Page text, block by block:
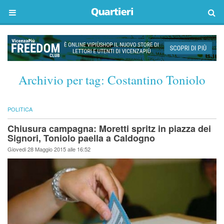
Archivio per tag: Costantino Toniolo
POLITICA
Chiusura campagna: Moretti spritz in piazza dei
Signori, Toniolo paella a Caldogno
Giovedi 28 Maggio 2015 alle 16:52